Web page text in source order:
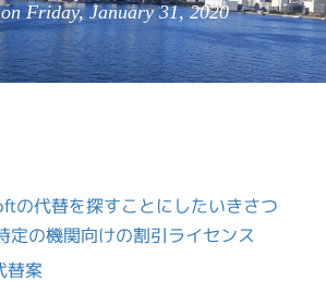
Friday, January 31, 2020
の代替を探すことにしたいきさつ
定の機関向けの割引ライセンス
替案